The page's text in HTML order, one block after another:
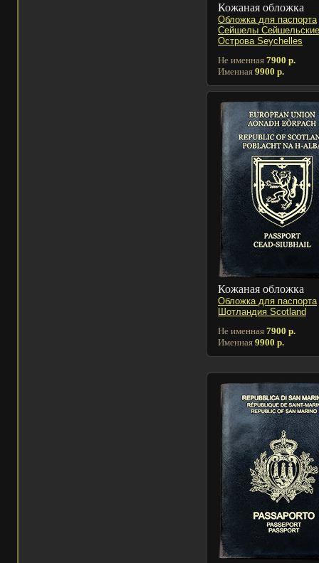
Кожаная обложка
Обложка для паспорта
Сейшелы Сейшельские
Острова Seychelles
Не именная 7900 р.
Именная 9900 р.
Кожаная обложка
Обложка для паспорта
Шотландия Scotland
Не именная 7900 р.
Именная 9900 р.